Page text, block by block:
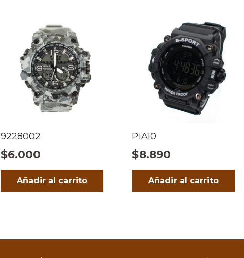
9228002
$6.000
Añadir al carrito
PIA10
$8.890
Añadir al carrito